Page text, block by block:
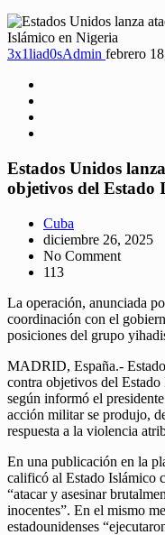
3x1liad0sAdmin febrero
Estados Unidos
objetivos del Estado
Cuba
diciembre 26, 2025
No Comment
113
La operación, anunciada
coordinación con el
posiciones del grupo
MADRID, España.-
contra objetivos del
según informó el
acción militar se produjo,
respuesta a la violencia
En una publicación en la
calificó al Estado Islámico
“atacar y asesinar
inocentes”. En el mismo
estadounidenses